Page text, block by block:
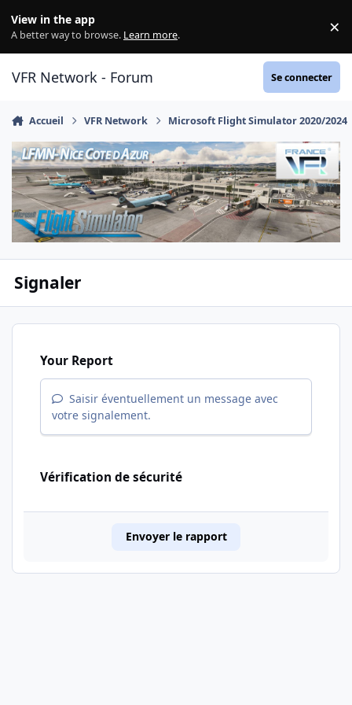
View in the app
A better way to browse. Learn more. ×
VFR Network - Forum Se connecter
Accueil VFR Network Microsoft Flight Simulator 2020/2024
Signaler
Your Report
Saisir éventuellement un message avec
votre signalement.
Vérification de sécurité
Envoyer le rapport